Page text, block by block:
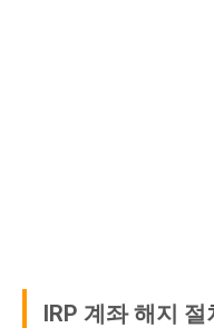
IRP 계좌 해지